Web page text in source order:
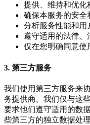
提供、维持和优化
确保本服务的安全
分析服务性能和用
遵守适用的法律、
仅在您明确同意使
3. 第三方服务
我们使用第三方服务来
务提供商。我们仅与这
要求他们遵守适用的数
些第三方的独立数据处